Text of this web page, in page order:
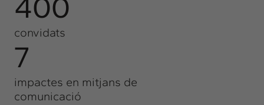
400
convidats
7
impactes en mitjans de
comunicació